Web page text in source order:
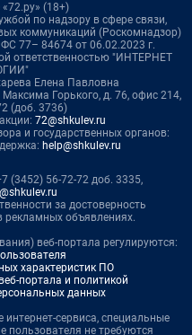
(18+)
по надзору в сфере связи,
коммуникаций (Роскомнадзор)
77– 84674 от 06.02.2023 г.
ответственностью "ИНТЕРНЕТ
Елена Павловна
Горького, д. 76, офис 214,
(доб. 3736)
72@shkulev.ru
и государственных органов:
help@shkulev.ru
(3452) 56-72-72 доб. 3335,
за достоверность
объявлениях.
веб-портала регулируются:
характеристик ПО
портала и политикой
данных
интернет-сервиса, специальные
пользователя не требуются